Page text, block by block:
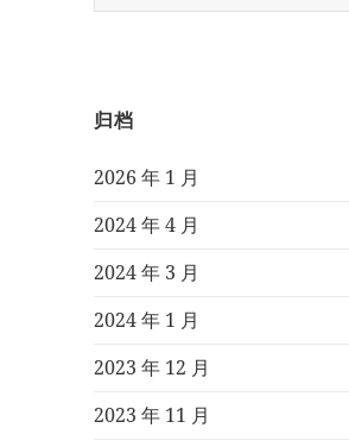
索：
归档
2026 年 1 月
2024 年 4 月
2024 年 3 月
2024 年 1 月
2023 年 12 月
2023 年 11 月